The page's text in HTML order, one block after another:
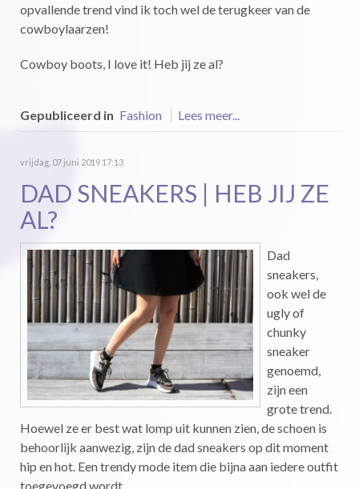
opvallende trend vind ik toch wel de terugkeer van de
cowboylaarzen!
Cowboy boots, I love it! Heb jij ze al?
Gepubliceerd in Fashion Lees meer...
vrijdag, 07 juni 2019 17:13
DAD SNEAKERS | HEB JIJ ZE
AL?
Dad
sneakers,
ook wel de
ugly of
chunky
sneaker
genoemd,
zijn een
grote trend.
Hoewel ze er best wat lomp uit kunnen zien, de schoen is
behoorlijk aanwezig, zijn de dad sneakers op dit moment
hip en hot. Een trendy mode item die bijna aan iedere outfit
toegevoegd wordt.